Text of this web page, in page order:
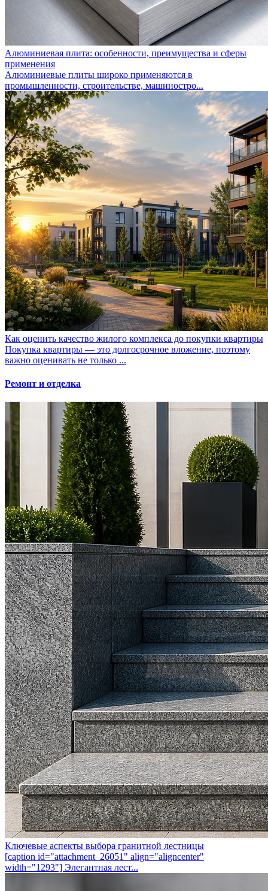
Алюминиевая плита: особенности, преимущества и сферы
применения
Алюминиевые плиты широко применяются в
промышленности, строительстве, машиностро...
Как оценить качество жилого комплекса до покупки квартиры
Покупка квартиры — это долгосрочное вложение, поэтому
важно оценивать не только ...
Ремонт и отделка
Ключевые аспекты выбора гранитной лестницы
[caption id="attachment_26051" align="aligncenter"
width="1293"] Элегантная лест...